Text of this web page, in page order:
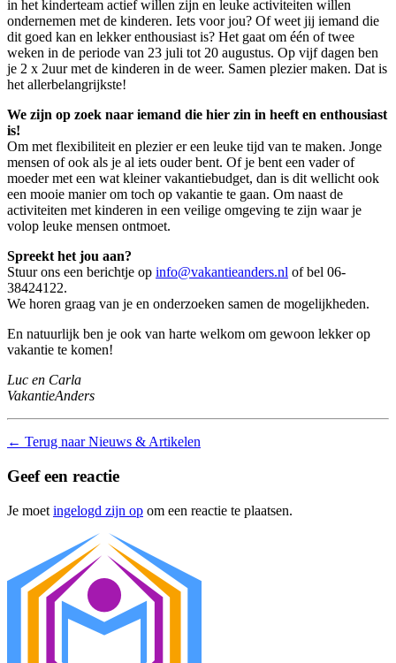
in het kinderteam actief willen zijn en leuke activiteiten willen
ondernemen met de kinderen. Iets voor jou? Of weet jij iemand die
dit goed kan en lekker enthousiast is? Het gaat om één of twee
weken in de periode van 23 juli tot 20 augustus. Op vijf dagen ben
je 2 x 2uur met de kinderen in de weer. Samen plezier maken. Dat is
het allerbelangrijkste!
We zijn op zoek naar iemand die hier zin in heeft en enthousiast
is!
Om met flexibiliteit en plezier er een leuke tijd van te maken. Jonge
mensen of ook als je al iets ouder bent. Of je bent een vader of
moeder met een wat kleiner vakantiebudget, dan is dit wellicht ook
een mooie manier om toch op vakantie te gaan. Om naast de
activiteiten met kinderen in een veilige omgeving te zijn waar je
volop leuke mensen ontmoet.
Spreekt het jou aan?
Stuur ons een berichtje op info@vakantieanders.nl of bel 06-
38424122.
We horen graag van je en onderzoeken samen de mogelijkheden.
En natuurlijk ben je ook van harte welkom om gewoon lekker op
vakantie te komen!
Luc en Carla
VakantieAnders
← Terug naar Nieuws & Artikelen
Geef een reactie
Je moet ingelogd zijn op om een reactie te plaatsen.